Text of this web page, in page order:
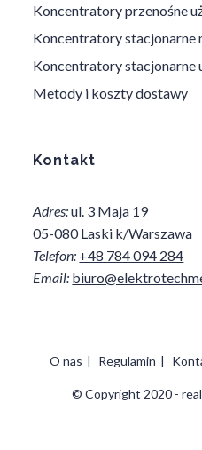
Koncentratory przenośne
Koncentratory stacjonarne
Koncentratory stacjonarne
Metody i koszty dostawy
Kontakt
Adres:ul. 3 Maja 19
05-080 Laski k/Warszawa
Telefon: +48 784 094 284
Email:
O nas Regulamin
© Copyright 2020 -